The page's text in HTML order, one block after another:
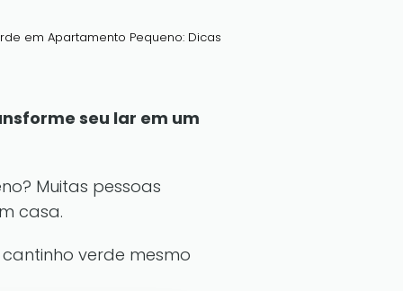
em Apartamento Pequeno: Dicas
seu lar em um
Muitas pessoas
casa.
verde mesmo